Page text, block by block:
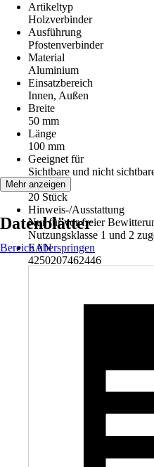
Artikeltyp
Holzverbinder
Ausführung
Pfostenverbinder
Material
Aluminium
Einsatzbereich
Innen, Außen
Breite
50 mm
Länge
100 mm
Geeignet für
Sichtbare und nicht
Inhalt
20 Stück
Hinweis-/Ausstattung
Nur für vor freier
Nutzungsklasse 1 und 2
EAN
4250207462446
Mehr anzeigen
Datenblätter
Bereich überspringen